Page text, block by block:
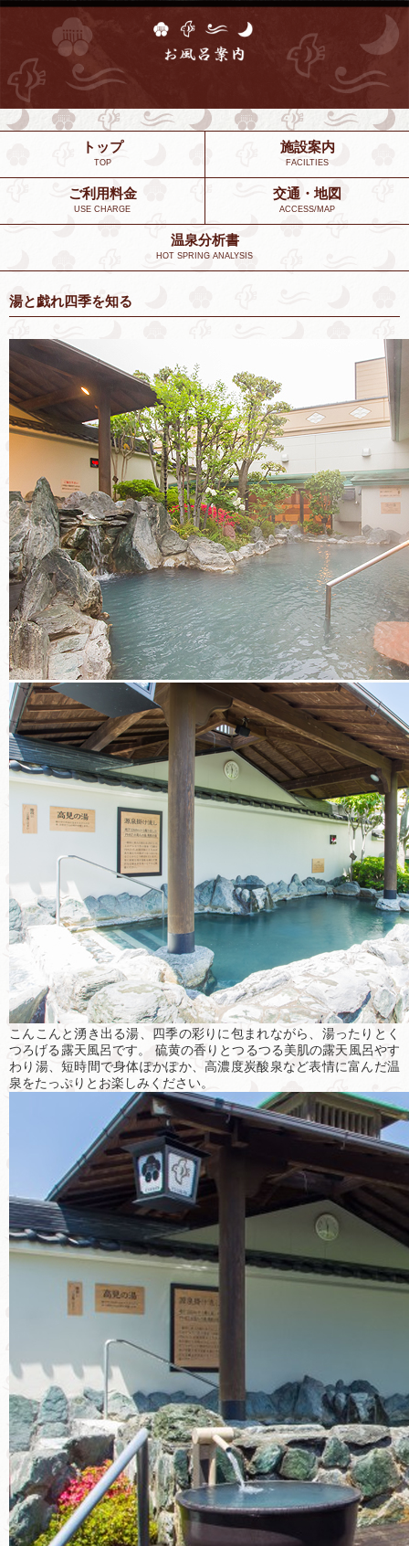
トップ
TOP
施設案内
FACILTIES
ご利用料金
USE CHARGE
交通・地図
ACCESS/MAP
温泉分析書
HOT SPRING ANALYSIS
湯と戯れ四季を知る
こんこんと湧き出る湯、四季の彩りに包まれながら、湯ったりとく
つろげる露天風呂です。 硫黄の香りとつるつる美肌の露天風呂やす
わり湯、短時間で身体ぽかぽか、高濃度炭酸泉など表情に富んだ温
泉をたっぷりとお楽しみください。